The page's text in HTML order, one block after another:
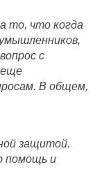
то, что когда
с
еще
В общем,
защитой.
помощь и